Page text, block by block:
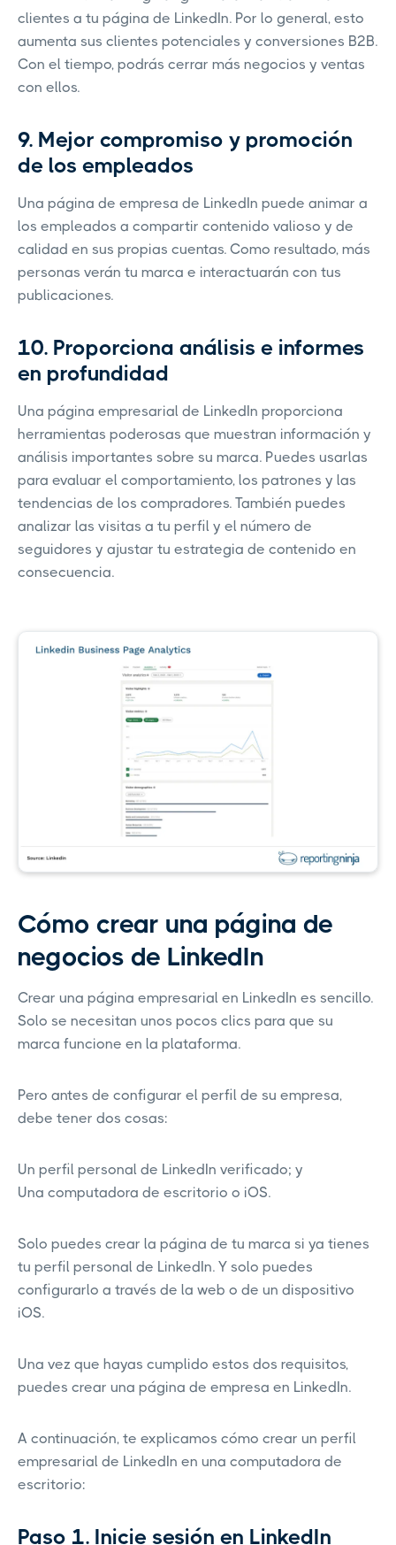
clientes a tu página de LinkedIn. Por lo general, esto
aumenta sus clientes potenciales y conversiones B2B.
Con el tiempo, podrás cerrar más negocios y ventas
con ellos.
9. Mejor compromiso y promoción
de los empleados
Una página de empresa de LinkedIn puede animar a
los empleados a compartir contenido valioso y de
calidad en sus propias cuentas. Como resultado, más
personas verán tu marca e interactuarán con tus
publicaciones.
10. Proporciona análisis e informes
en profundidad
Una página empresarial de LinkedIn proporciona
herramientas poderosas que muestran información y
análisis importantes sobre su marca. Puedes usarlas
para evaluar el comportamiento, los patrones y las
tendencias de los compradores. También puedes
analizar las visitas a tu perfil y el número de
seguidores y ajustar tu estrategia de contenido en
consecuencia.
Cómo crear una página de
negocios de LinkedIn
Crear una página empresarial en LinkedIn es sencillo.
Solo se necesitan unos pocos clics para que su
marca funcione en la plataforma.
Pero antes de configurar el perfil de su empresa,
debe tener dos cosas:
Un perfil personal de LinkedIn verificado; y
Una computadora de escritorio o iOS.
Solo puedes crear la página de tu marca si ya tienes
tu perfil personal de LinkedIn. Y solo puedes
configurarlo a través de la web o de un dispositivo
iOS.
Una vez que hayas cumplido estos dos requisitos,
puedes crear una página de empresa en LinkedIn.
A continuación, te explicamos cómo crear un perfil
empresarial de LinkedIn en una computadora de
escritorio:
Paso 1. Inicie sesión en LinkedIn